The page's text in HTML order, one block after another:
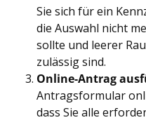
Sie sich für ein
die Auswahl nicht
sollte und leerer
zulässig sind.
Online-Antrag
Antragsformular
dass Sie alle